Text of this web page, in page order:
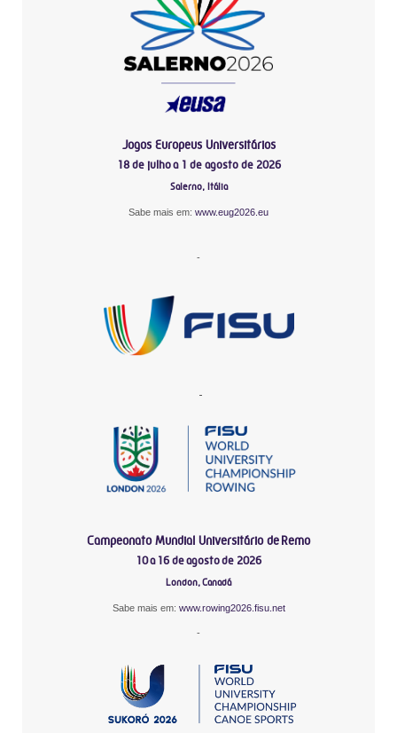
Jogos Europeus Universitários
18 de julho a 1 de agosto de 2026
Salerno, Itália
Sabe mais em: www.eug2026.eu
-
-
Campeonato Mundial Universitário de Remo
10 a 16 de agosto de 2026
London, Canadá
Sabe mais em: www.rowing2026.fisu.net
-